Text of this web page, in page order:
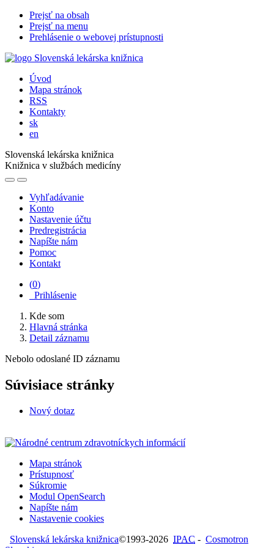
Prejsť na obsah
Prejsť na menu
Prehlásenie o webovej prístupnosti
Úvod
Mapa stránok
RSS
Kontakty
sk
en
Slovenská lekárska knižnica
Knižnica v službách medicíny
Vyhľadávanie
Konto
Nastavenie účtu
Predregistrácia
Napíšte nám
Pomoc
Kontakt
(0)
Prihlásenie
Kde som
Hlavná stránka
Detail záznamu
Nebolo odoslané ID záznamu
Súvisiace stránky
Nový dotaz
Mapa stránok
Prístupnosť
Súkromie
Modul OpenSearch
Napíšte nám
Nastavenie cookies
Slovenská lekárska knižnica©1993-2026 IPAC - Cosmotron